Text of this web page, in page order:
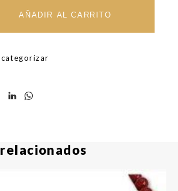
AÑADIR AL CARRITO
categorizar